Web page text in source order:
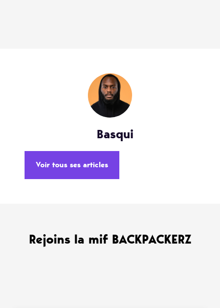
Basqui
Voir tous ses articles
Rejoins la mif BACKPACKERZ